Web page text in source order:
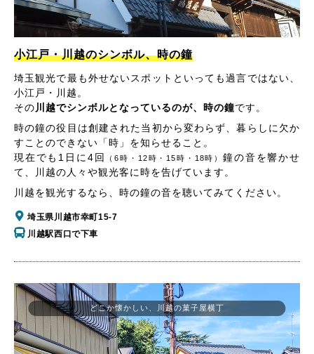
小江戸・川越のシンボル、時の鐘
埼玉観光で最も外せないスポットといっても過言ではない、
小江戸・川越。
その川越でシンボルとなっているのが、時の鐘です。
時の鐘の役目は創建された当初から変わらず、暮らしに欠か
すことのできない「時」を知らせること。
現在でも1日に4回
（6時・12時・15時・18時）鐘の音を響かせ
て、川越の人々や観光客に時を告げています。
川越を観光するなら、時の鐘の音を聴いてみてください。
埼玉県川越市幸町15-7
川越駅西口で下車
どこか懐かしい、川越の菓子屋横丁